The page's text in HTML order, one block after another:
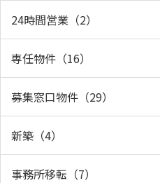
24時間営業（2）
専任物件（16）
募集窓口物件（29）
新築（4）
事務所移転（7）